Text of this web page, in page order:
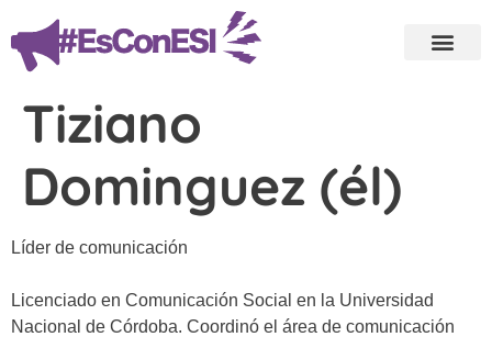
Tiziano
Dominguez (él)
Líder de comunicación
Licenciado en Comunicación Social en la Universidad
Nacional de Córdoba. Coordinó el área de comunicación